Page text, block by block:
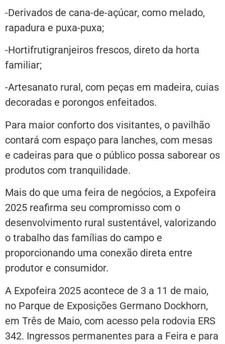
-Derivados de cana-de-açúcar, como melado,
rapadura e puxa-puxa;
-Hortifrutigranjeiros frescos, direto da horta
familiar;
-Artesanato rural, com peças em madeira, cuias
decoradas e porongos enfeitados.
Para maior conforto dos visitantes, o pavilhão
contará com espaço para lanches, com mesas
e cadeiras para que o público possa saborear os
produtos com tranquilidade.
Mais do que uma feira de negócios, a Expofeira
2025 reafirma seu compromisso com o
desenvolvimento rural sustentável, valorizando
o trabalho das famílias do campo e
proporcionando uma conexão direta entre
produtor e consumidor.
A Expofeira 2025 acontece de 3 a 11 de maio,
no Parque de Exposições Germano Dockhorn,
em Três de Maio, com acesso pela rodovia ERS
342. Ingressos permanentes para a Feira e para